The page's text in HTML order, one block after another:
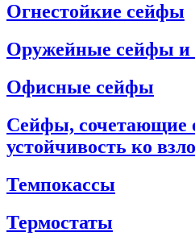
Огнестойкие сейфы
Оружейные сейфы
Офисные сейфы
Сейфы, сочетающие
устойчивость ко
Темпокассы
Термостаты